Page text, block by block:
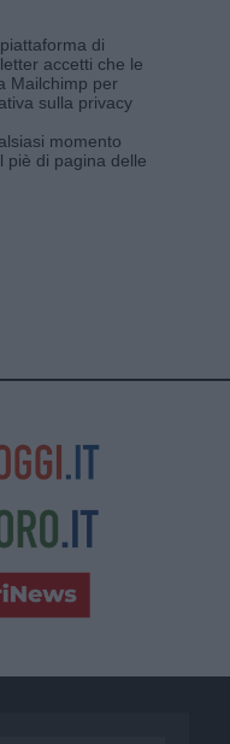
di
accetti che le
Mailchimp per
sulla privacy
momento
piè di pagina delle